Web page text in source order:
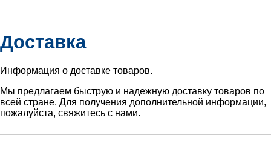
Доставка
Информация о доставке товаров.
Мы предлагаем быструю и надежную доставку товаров по
всей стране. Для получения дополнительной информации,
пожалуйста, свяжитесь с нами.